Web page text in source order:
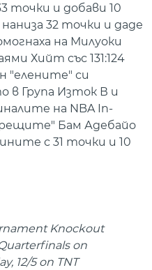
точки и добави 10
32 точки и даде
на Милуоки
Хийт със 131:124
"елените" си
в Група Изток В и
на NBA In-
Бам Адебайо
с 31 точки и 10
Knockout
on
12/5 on TNT